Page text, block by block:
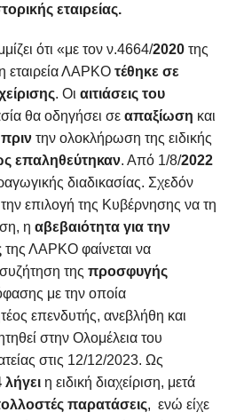
εταιρείας.
ότι «με τον ν.4664/2020 της
εταιρεία ΛΑΡΚΟ τέθηκε σε
. Οι αιτιάσεις του
θα οδηγήσει σε απαξίωση και
πριν την ολοκλήρωση της ειδικής
επαληθεύτηκαν. Από 1/8/2022
διαδικασίας. Σχεδόν
επιλογή της Κυβέρνησης να τη
η αβεβαιότητα για την
της ΛΑΡΚΟ φαίνεται να
της προσφυγής
με την οποία
επενδυτής, ανεβλήθη και
στην Ολομέλεια του
στις 12/12/2023. Ως
η ειδική διαχείριση, μετά
παρατάσεις, ενώ είχε